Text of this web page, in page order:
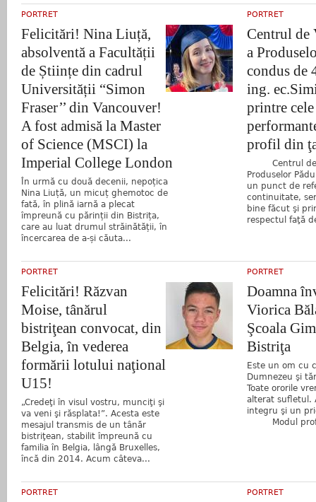
PORTRET
Felicitări! Nina Liuță,
absolventă a Facultății
de Științe din cadrul
Universității “Simon
Fraser’’ din Vancouver!
A fost admisă la Master
of Science (MSCI) la
Imperial College London
În urmă cu două decenii, nepoțica
Nina Liuță, un micuț ghemotoc de
fată, în plină iarnă a plecat
împreună cu părinții din Bistrița,
care au luat drumul străinătății, în
încercarea de a-și căuta...
PORTRET
Centrul de
a
condus de
ing.
printre
profil din
Centrul de
Produselor
un punct de
continuitate,
bine făcut şi
respectul faţă
PORTRET
Felicitări! Răzvan
Moise, tânărul
bistriţean convocat, din
Belgia, în vederea
formării lotului naţional
U15!
„Credeţi în visul vostru, munciţi şi
va veni şi răsplata!”. Acesta este
mesajul transmis de un tânăr
bistriţean, stabilit împreună cu
familia în Belgia, lângă Bruxelles,
încă din 2014. Acum câteva...
PORTRET
Doamna
Viorica
Şcoala
Bistriţa
Este un om cu
Dumnezeu şi
Toate ororile
alterat sufletul.
integru şi un
Modul
PORTRET PORTRET